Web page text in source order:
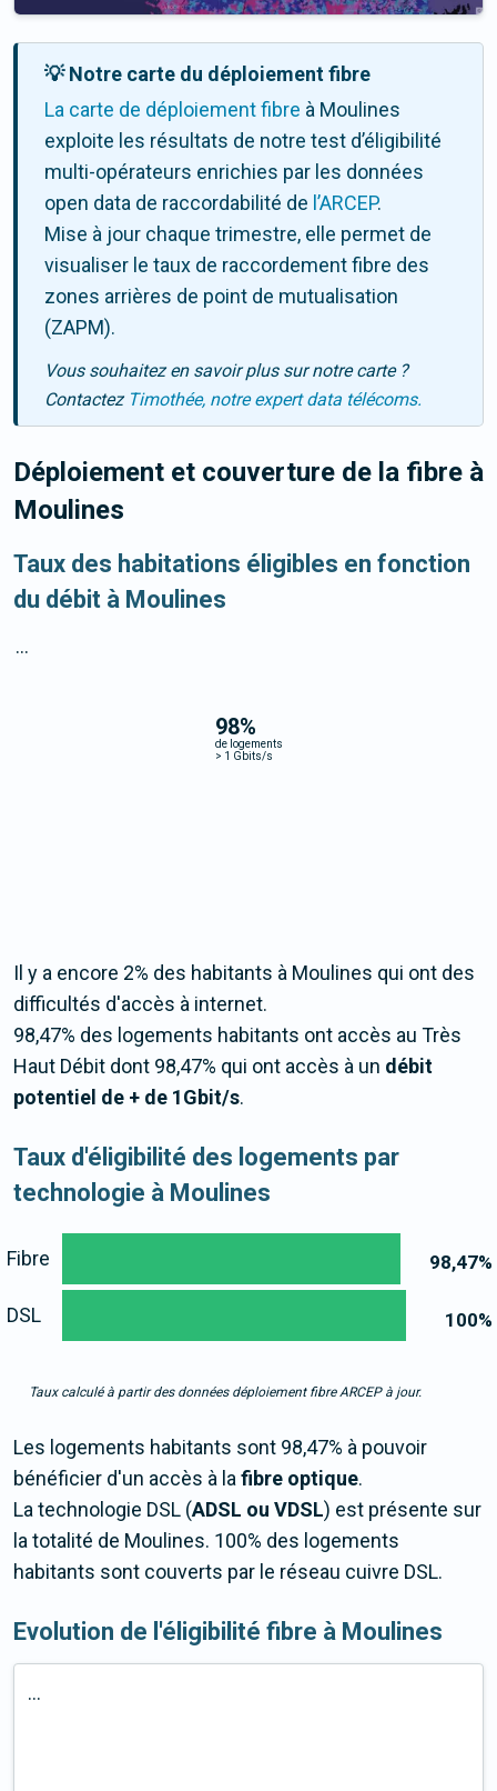
💡 Notre carte du déploiement fibre
La carte de déploiement fibre à Moulines
exploite les résultats de notre test d’éligibilité
multi-opérateurs enrichies par les données
open data de raccordabilité de l’ARCEP.
Mise à jour chaque trimestre, elle permet de
visualiser le taux de raccordement fibre des
zones arrières de point de mutualisation
(ZAPM).
Vous souhaitez en savoir plus sur notre carte ?
Contactez Timothée, notre expert data télécoms.
Déploiement et couverture de la fibre à
Moulines
Taux des habitations éligibles en fonction
du débit à Moulines
98%
de logements
> 1 Gbits/s
...
Il y a encore 2% des habitants à Moulines qui ont des
difficultés d'accès à internet.
98,47% des logements habitants ont accès au Très
Haut Débit dont 98,47% qui ont accès à un débit
potentiel de + de 1Gbit/s.
Taux d'éligibilité des logements par
technologie à Moulines
98,47%
100%
Fibre
DSL
Taux calculé à partir des données déploiement fibre ARCEP à jour.
Les logements habitants sont 98,47% à pouvoir
bénéficier d'un accès à lafibre optique.
La technologie DSL (ADSL ou VDSL) est présente sur
la totalité de Moulines. 100% des logements
habitants sont couverts par le réseau cuivre DSL.
Evolution de l'éligibilité fibre à Moulines
...